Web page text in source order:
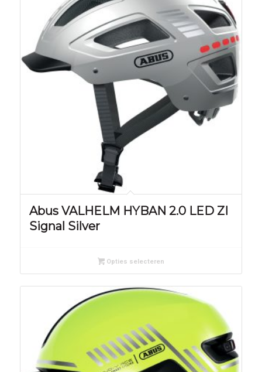
Abus VALHELM HYBAN 2.0 LED ZI
Signal Silver
Opties selecteren